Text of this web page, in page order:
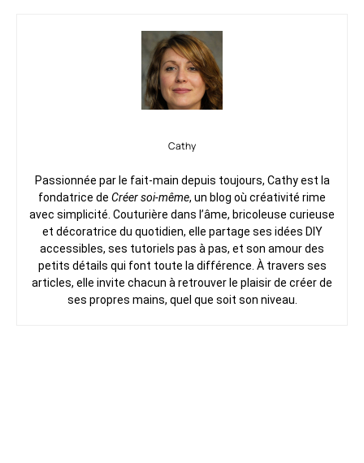
Cathy
Passionnée par le fait-main depuis toujours, Cathy est la
fondatrice de Créer soi-même, un blog où créativité rime
avec simplicité. Couturière dans l’âme, bricoleuse curieuse
et décoratrice du quotidien, elle partage ses idées DIY
accessibles, ses tutoriels pas à pas, et son amour des
petits détails qui font toute la différence. À travers ses
articles, elle invite chacun à retrouver le plaisir de créer de
ses propres mains, quel que soit son niveau.